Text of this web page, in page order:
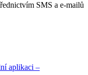
SMS a e-mailů
aplikaci –